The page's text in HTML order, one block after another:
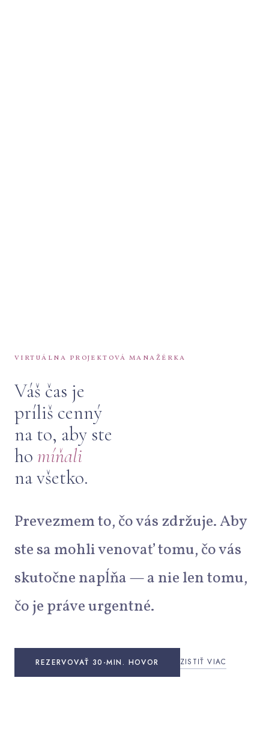
VIRTUÁLNA PROJEKTOVÁ MANAŽÉRKA
Váš čas je
príliš cenný
na to, aby ste
ho míňali
na všetko.
Prevezmem to, čo vás zdržuje. Aby
ste sa mohli venovať tomu, čo vás
skutočne napĺňa — a nie len tomu,
čo je práve urgentné.
REZERVOVAŤ 30-MIN. HOVOR ZISTIŤ VIAC